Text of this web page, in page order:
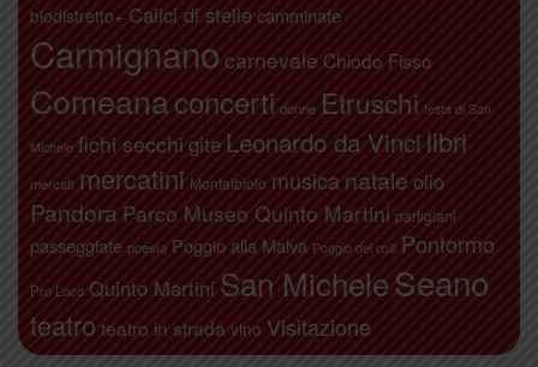
biodistretto+ Calici di stellecamminate
Carmignano carnevale Chiodo Fisso
Comeanaconcerti donne Etruschi festa di San
Michele fichi secchi gite Leonardo da Vinci libri
mercati mercatini Montalbiolo musica natale olio
Pandora Parco Museo Quinto Martini partigiani
passeggiate poesia Poggio alla Malva Poggio dei colli Pontormo
Pro Loco Quinto Martini San MicheleSeano
teatro teatro in strada vino Visitazione